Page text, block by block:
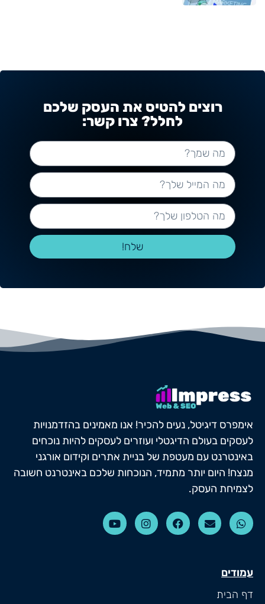
רוצים להטיס את העסק שלכם
לחלל? צרו קשר:
שלח!
אימפרס דיגיטל, נעים להכיר! אנו מאמינים בהזדמנויות
לעסקים בעולם הדיגטלי ועוזרים לעסקים להיות נוכחים
באינטרנט עם מעטפת של בניית אתרים וקידום אורגני
מנצח! היום יותר מתמיד, הנוכחות שלכם באינטרנט חשובה
לצמיחת העסק.
עמודים
דף הבית